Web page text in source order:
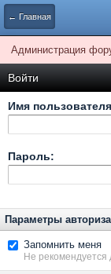
← Главная
Администрация
Войти
Имя
Пароль:
Параметры
Запомнить меня
Не рекомендуется